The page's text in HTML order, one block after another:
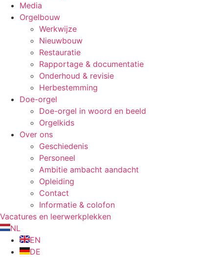
Media
Orgelbouw
Werkwijze
Nieuwbouw
Restauratie
Rapportage & documentatie
Onderhoud & revisie
Herbestemming
Doe-orgel
Doe-orgel in woord en beeld
Orgelkids
Over ons
Geschiedenis
Personeel
Ambitie ambacht aandacht
Opleiding
Contact
Informatie & colofon
Vacatures en leerwerkplekken
NL
EN
DE